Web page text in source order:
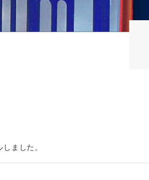
ました。